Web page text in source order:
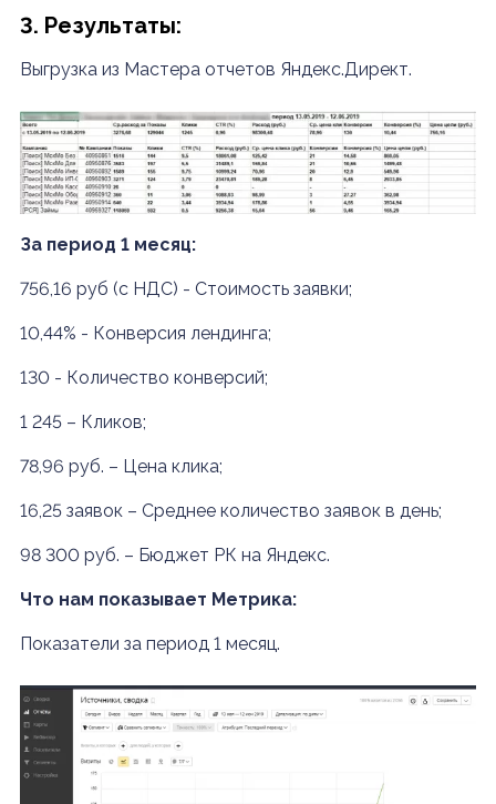
3. Результаты:
Выгрузка из Мастера отчетов Яндекс.Директ.
За период 1 месяц:
756,16 руб (с НДС) - Стоимость заявки;
10,44% - Конверсия лендинга;
130 - Количество конверсий;
1 245 – Кликов;
78,96 руб. – Цена клика;
16,25 заявок – Среднее количество заявок в день;
98 300 руб. – Бюджет РК на Яндекс.
Что нам показывает Метрика:
Показатели за период 1 месяц.